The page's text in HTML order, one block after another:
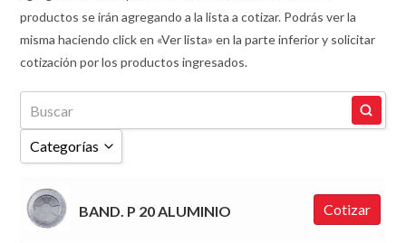
productos se irán agregando a la lista a cotizar. Podrás ver la
misma haciendo click en «Ver lista» en la parte inferior y solicitar
cotización por los productos ingresados.
Categorías
Mostrar Todos
Aluminio
BAND. P 20 ALUMINIO Cotizar